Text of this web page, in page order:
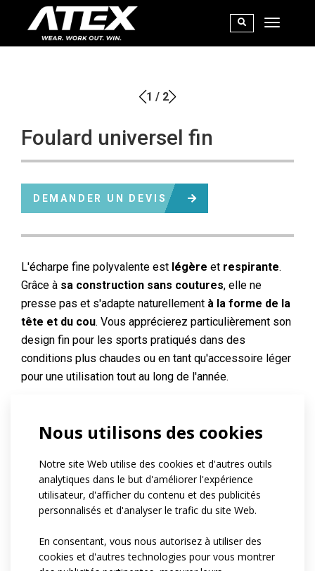
Nous utilisons des cookies
Notre site Web utilise des cookies et d'autres outils
analytiques dans le but d'améliorer l'expérience
utilisateur, d'afficher du contenu et des publicités
personnalisés et d'analyser le trafic du site Web.
En consentant, vous nous autorisez à utiliser des
cookies et d'autres technologies pour vous montrer
Foulard universel fin
DEMANDER UN DEVIS
L'écharpe fine polyvalente est légère et respirante.
Grâce à sa construction sans coutures, elle ne
presse pas et s'adapte naturellement à la forme de la
tête et du cou. Vous apprécierez particulièrement son
design fin pour les sports pratiqués dans des
conditions plus chaudes ou en tant qu'accessoire léger
pour une utilisation tout au long de l'année.
Il est fabriqué dans le matériau fonctionnel
ses propriétés de séchage rapideet son toucher
agréable. Le matériau évacue efficacement l'humidité
du corps, garantissant le confort même en cas
d'activité physique intense.
\r\n\r\n
1 / 2